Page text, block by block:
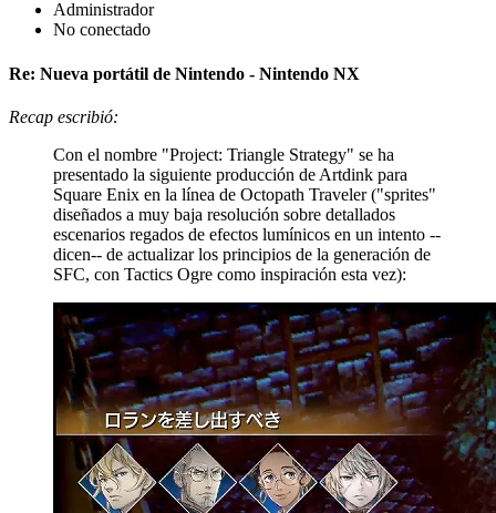
Administrador
No conectado
Re: Nueva portátil de Nintendo - Nintendo NX
Recap escribió:
Con el nombre "Project: Triangle Strategy" se ha
presentado la siguiente producción de Artdink para
Square Enix en la línea de Octopath Traveler ("sprites"
diseñados a muy baja resolución sobre detallados
escenarios regados de efectos lumínicos en un intento --
dicen-- de actualizar los principios de la generación de
SFC, con Tactics Ogre como inspiración esta vez):